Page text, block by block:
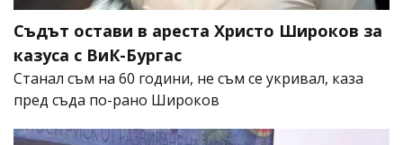
Съдът остави в ареста Христо Широков за
казуса с ВиК-Бургас
Станал съм на 60 години, не съм се укривал, каза
пред съда по-рано Широков